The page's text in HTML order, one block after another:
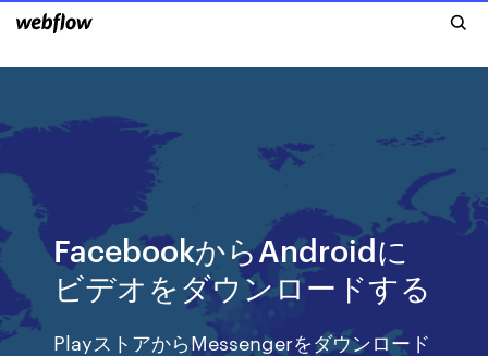
FacebookからAndroidに
ビデオをダウンロードする
PlayストアからMessengerをダウンロード